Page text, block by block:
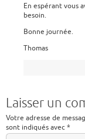
En espérant vous
besoin.
Bonne journée.
Thomas
Laisser un
Votre adresse de
sont indiqués avec*